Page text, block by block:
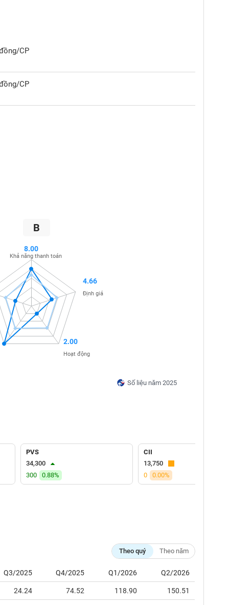
CP
CP
B
Số liệu năm 2025
8.00
Khả năng thanh toán
4.66
Định giá
2.00
Hoạt động
PVS
34,300
300
0.88%
CII
13,750
0
0.00%
Theo quý Theo năm
Q3/2025 Q4/2025 Q1/2026 Q2/2026
24.24 74.52 118.90 150.51